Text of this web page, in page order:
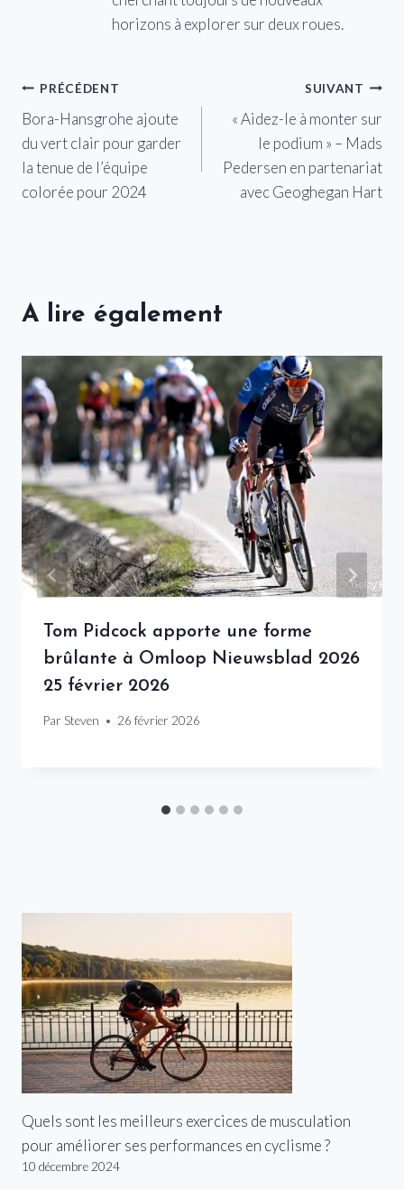
horizons à explorer sur deux roues.
Navigation
de
l’article
PRÉCÉDENT
Bora-Hansgrohe ajoute
du vert clair pour garder
la tenue de l’équipe
colorée pour 2024
SUIVANT
« Aidez-le à monter sur
le podium » – Mads
Pedersen en partenariat
avec Geoghegan Hart
A lire également
Tom Pidcock apporte une forme
brûlante à Omloop Nieuwsblad 2026
25 février 2026
Par Steven 26 février 2026
Quels sont les meilleurs exercices de musculation
pour améliorer ses performances en cyclisme ?
10 décembre 2024